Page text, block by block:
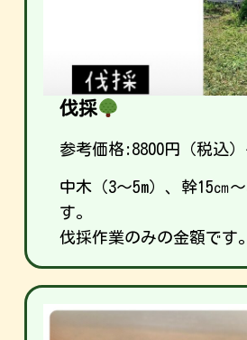
伐採
参考価格:8800円（税込
中木（3〜5m）、幹15㎝
す。
伐採作業のみの金額です。